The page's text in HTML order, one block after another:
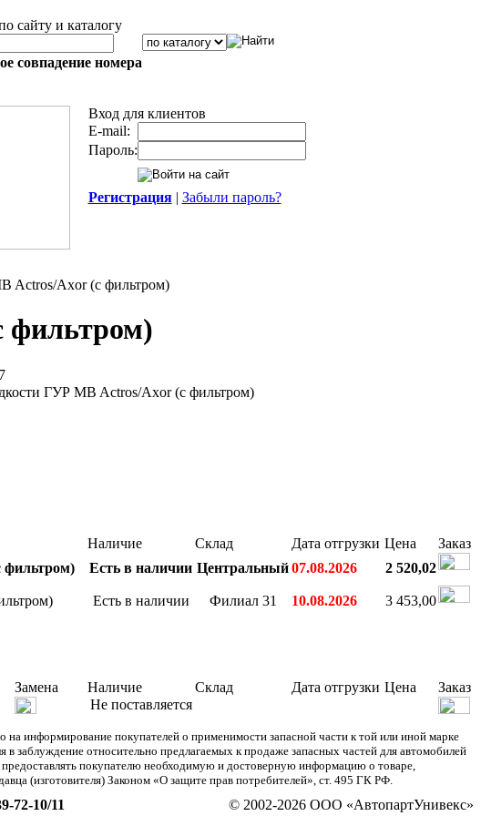
сайту и каталогу
совпадение номера
Вход для клиентов
E-mail:
Пароль:
Регистрация| Забыли пароль?
Actros/Axor (с фильтром)
фильтром)
ГУР MB Actros/Axor (с фильтром)
Наличие Склад Дата отгрузки Цена
Заказ
фильтром) Есть в наличии Центральный07.08.2026 2 520,02
Есть в наличии Филиал 31 10.08.2026 3 453,00
Замена Наличие Склад Дата отгрузки Цена
Заказ
Не поставляется
покупателей о применимости запасной части к той или иной марке
заблуждение относительно предлагаемых к продаже запасных частей для автомобилей
покупателю необходимую и достоверную информацию о товаре,
(изготовителя) Законом «О защите прав потребителей», ст. 495 ГК РФ.
72-10/11
© 2002-2026 ООО «АвтопартУнивекс»